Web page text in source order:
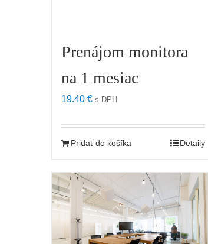
Prenájom monitora
na 1 mesiac
19.40 € s DPH
Pridať do košíka Detaily